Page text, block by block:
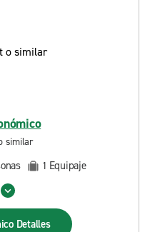
similar
1 Equipaje
Detalles